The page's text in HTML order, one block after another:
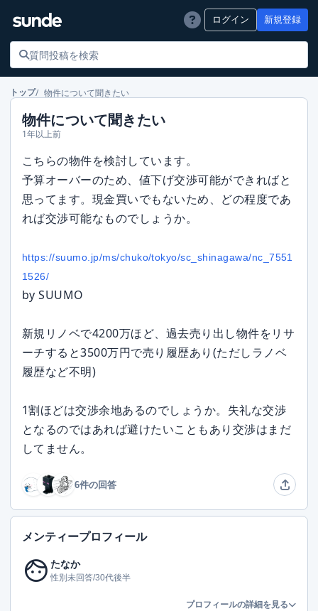
ログイン 新規登録
トップ 物件について聞きたい
物件について聞きたい
1年以上前
こちらの物件を検討しています。
予算オーバーのため、値下げ交渉可能ができればと
思ってます。現金買いでもないため、どの程度であ
れば交渉可能なものでしょうか。
https://suumo.jp/ms/chuko/tokyo/sc_shinagawa/nc_7551
1526/
by SUUMO
新規リノベで4200万ほど、過去売り出し物件をリサ
ーチすると3500万円で売り履歴あり(ただしラノベ
履歴など不明)
1割ほどは交渉余地あるのでしょうか。失礼な交渉
となるのではあれば避けたいこともあり交渉はまだ
してません。
6件の回答
メンティープロフィール
face たなか
性別未回答/30代後半
プロフィールの詳細を見る